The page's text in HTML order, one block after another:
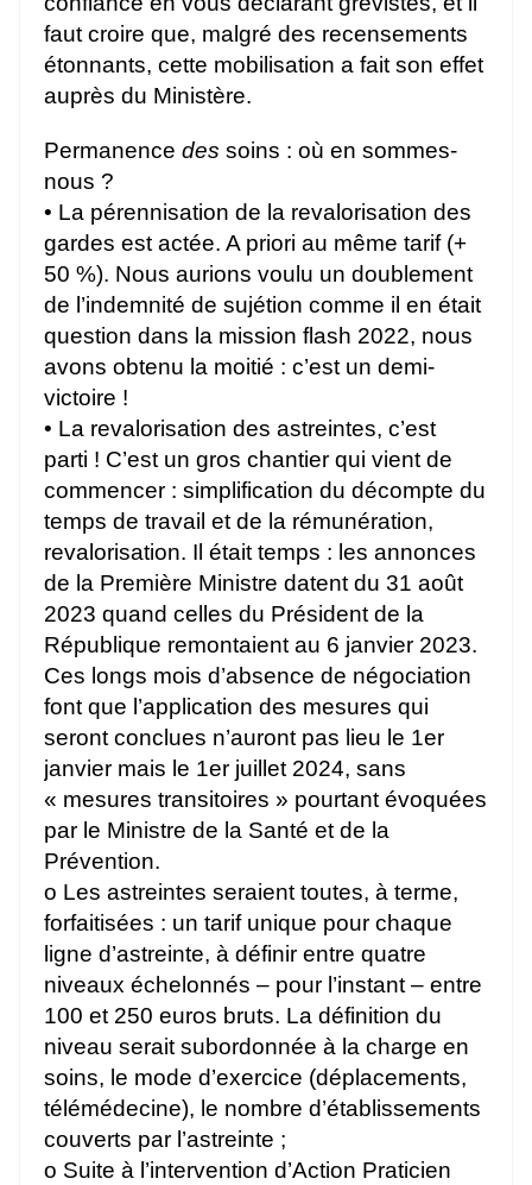
faut croire que, malgré des recensements
étonnants, cette mobilisation a fait son effet
auprès du Ministère.
Permanence des soins : où en sommes-
nous ?
• La pérennisation de la revalorisation des
gardes est actée. A priori au même tarif (+
50 %). Nous aurions voulu un doublement
de l’indemnité de sujétion comme il en était
question dans la mission flash 2022, nous
avons obtenu la moitié : c’est un demi-
victoire !
• La revalorisation des astreintes, c’est
parti ! C’est un gros chantier qui vient de
commencer : simplification du décompte du
temps de travail et de la rémunération,
revalorisation. Il était temps : les annonces
de la Première Ministre datent du 31 août
2023 quand celles du Président de la
République remontaient au 6 janvier 2023.
Ces longs mois d’absence de négociation
font que l’application des mesures qui
seront conclues n’auront pas lieu le 1er
janvier mais le 1er juillet 2024, sans
« mesures transitoires » pourtant évoquées
par le Ministre de la Santé et de la
Prévention.
o Les astreintes seraient toutes, à terme,
forfaitisées : un tarif unique pour chaque
ligne d’astreinte, à définir entre quatre
niveaux échelonnés – pour l’instant – entre
100 et 250 euros bruts. La définition du
niveau serait subordonnée à la charge en
soins, le mode d’exercice (déplacements,
télémédecine), le nombre d’établissements
couverts par l’astreinte ;
o Suite à l’intervention d’Action Praticien